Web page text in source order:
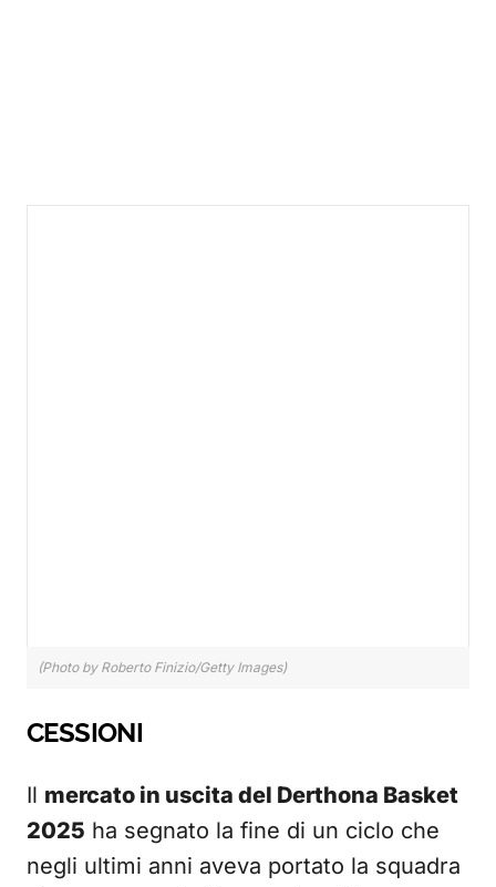
(Photo by Roberto Finizio/Getty Images)
CESSIONI
Il mercato in uscita del Derthona Basket
2025 ha segnato la fine di un ciclo che
negli ultimi anni aveva portato la squadra